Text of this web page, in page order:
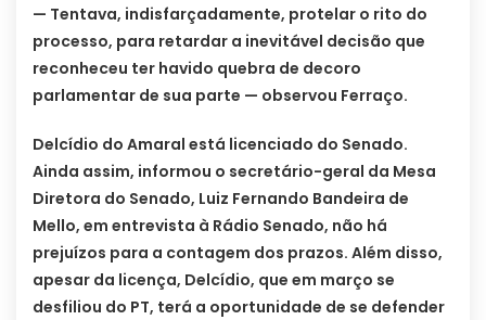
— Tentava, indisfarçadamente, protelar o rito do
processo, para retardar a inevitável decisão que
reconheceu ter havido quebra de decoro
parlamentar de sua parte — observou Ferraço.
Delcídio do Amaral está licenciado do Senado.
Ainda assim, informou o secretário-geral da Mesa
Diretora do Senado, Luiz Fernando Bandeira de
Mello, em entrevista à Rádio Senado, não há
prejuízos para a contagem dos prazos. Além disso,
apesar da licença, Delcídio, que em março se
desfiliou do PT, terá a oportunidade de se defender